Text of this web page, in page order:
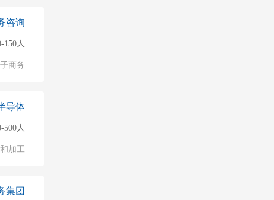
咨询
150人
商务
导体
500人
加工
集团